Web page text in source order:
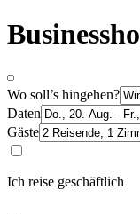
Wo soll’s hingehen?
Daten
Gäste
Ich reise geschäftlich